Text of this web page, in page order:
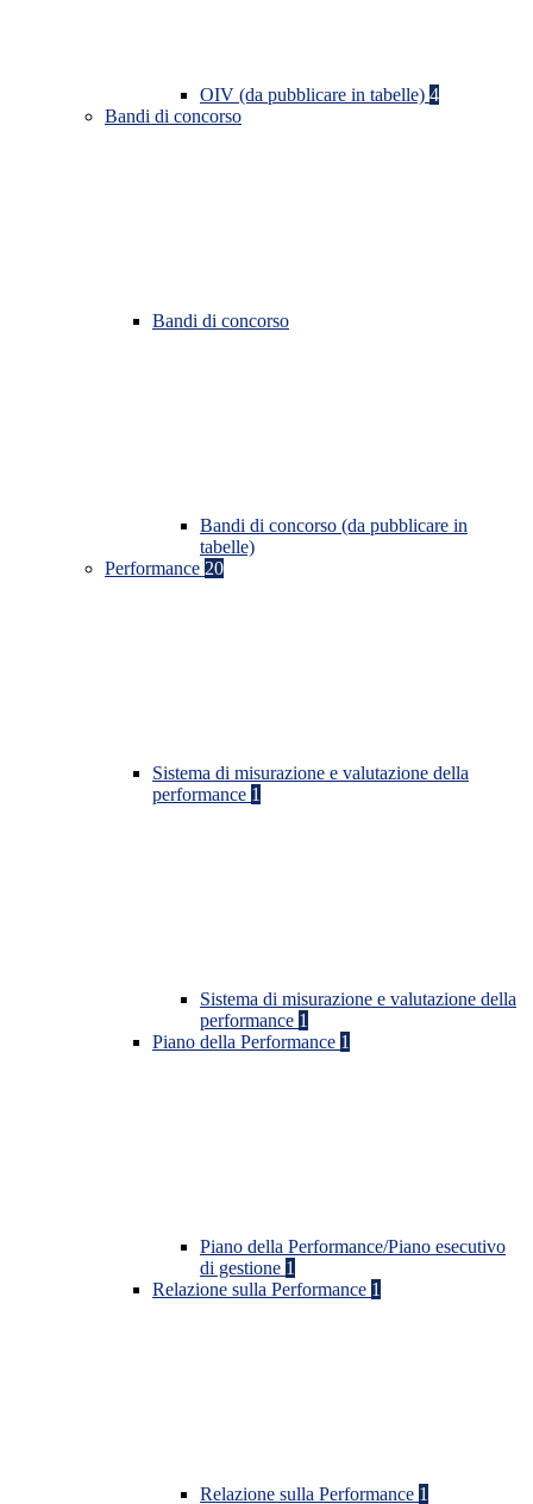
OIV (da pubblicare in tabelle) 4
Bandi di concorso
Bandi di concorso
Bandi di concorso (da pubblicare in
tabelle)
Performance 20
Sistema di misurazione e valutazione della
performance 1
Sistema di misurazione e valutazione della
performance 1
Piano della Performance 1
Piano della Performance/Piano esecutivo
di gestione 1
Relazione sulla Performance 1
Relazione sulla Performance 1